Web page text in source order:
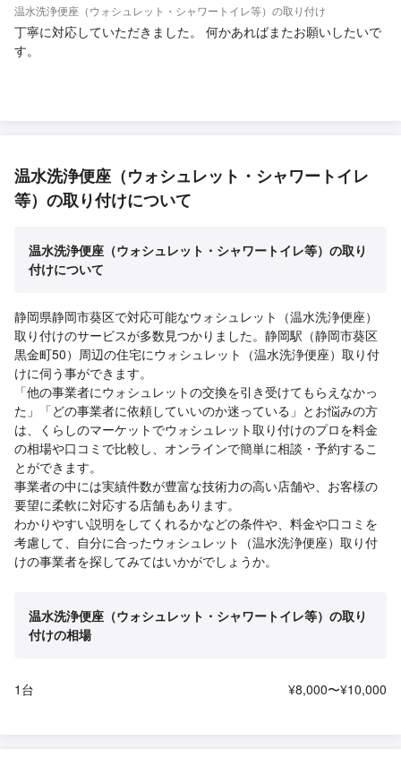
温水洗浄便座（ウォシュレット・シャワートイレ等）の取り付け
丁寧に対応していただきました。 何かあればまたお願いしたいで
す。
温水洗浄便座（ウォシュレット・シャワートイレ
等）の取り付けについて
温水洗浄便座（ウォシュレット・シャワートイレ等）の取り
付けについて
静岡県静岡市葵区で対応可能なウォシュレット（温水洗浄便座）
取り付けのサービスが多数見つかりました。静岡駅（静岡市葵区
黒金町50）周辺の住宅にウォシュレット（温水洗浄便座）取り付
けに伺う事ができます。
「他の事業者にウォシュレットの交換を引き受けてもらえなかっ
た」「どの事業者に依頼していいのか迷っている」とお悩みの方
は、くらしのマーケットでウォシュレット取り付けのプロを料金
の相場や口コミで比較し、オンラインで簡単に相談・予約するこ
とができます。
事業者の中には実績件数が豊富な技術力の高い店舗や、お客様の
要望に柔軟に対応する店舗もあります。
わかりやすい説明をしてくれるかなどの条件や、料金や口コミを
考慮して、自分に合ったウォシュレット（温水洗浄便座）取り付
けの事業者を探してみてはいかがでしょうか。
温水洗浄便座（ウォシュレット・シャワートイレ等）の取り
付けの相場
1台 ¥8,000〜¥10,000